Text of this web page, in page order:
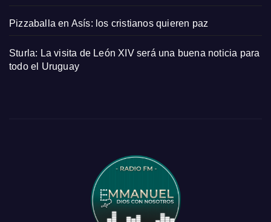
Pizzaballa en Asís: los cristianos quieren paz
Sturla: La visita de León XIV será una buena noticia para
todo el Uruguay